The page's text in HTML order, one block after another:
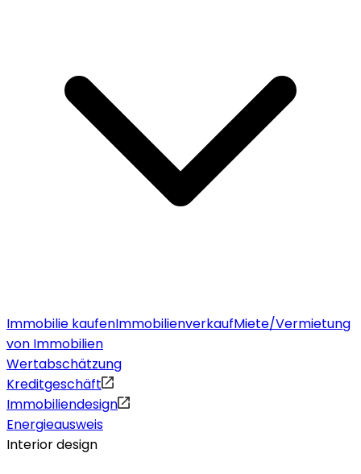
Immobilie kaufenImmobilienverkaufMiete/Vermietung
von Immobilien
Wertabschätzung
Kreditgeschäft
Immobiliendesign
Energieausweis
Interior design